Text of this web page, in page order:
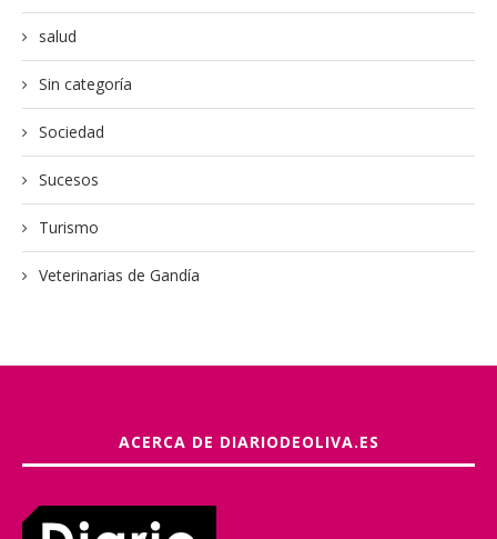
salud
Sin categoría
Sociedad
Sucesos
Turismo
Veterinarias de Gandía
ACERCA DE DIARIODEOLIVA.ES